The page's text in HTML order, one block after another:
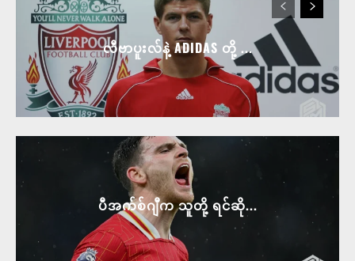
လီဗာပူးလ်နဲ့ ADIDAS တို့ ...
ပီအက်စ်ဂျီက သူတို့ ရင်ဆို...